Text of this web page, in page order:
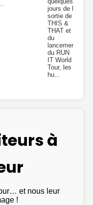
jours de la
sortie de
THIS &
THAT et
du
lancement
du RUN
IT World
Tour, les
hu...
à
et nous leur
!